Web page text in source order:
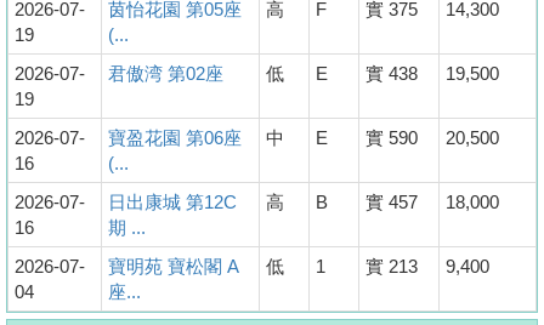
2026-07-
19
茵怡花園 第05座
(...
高 F 實 375 14,300
2026-07-
19
君傲湾 第02座 低 E 實 438 19,500
2026-07-
16
寶盈花園 第06座
(...
中 E 實 590 20,500
2026-07-
16
日出康城 第12C
期 ...
高 B 實 457 18,000
2026-07-
04
寶明苑 寶松閣 A
座...
低 1 實 213 9,400